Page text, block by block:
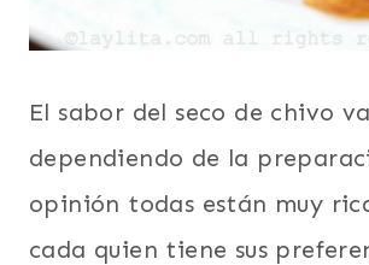
El sabor del seco de chivo
dependiendo de la
opinión todas están muy
cada quien tiene sus